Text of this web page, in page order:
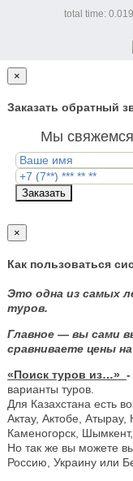
total time:
×
Заказать обратный
Мы
Заказать
×
Как пользоваться
Это одна из самых
туров.
Главное — вы сами
сравниваете цены
«Поиск туров из…» -
варианты туров.
Для Казахстана есть
Актау, Актобе, Атырау,
Каменогорск,
Но так же вы можете
Россию, Украину или